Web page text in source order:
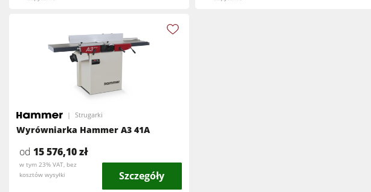
Strugarki
Wyrówniarka Hammer A3 41A
od 15 576,10 zł
w tym 23% VAT, bez
kosztów wysyłki
Szczegóły